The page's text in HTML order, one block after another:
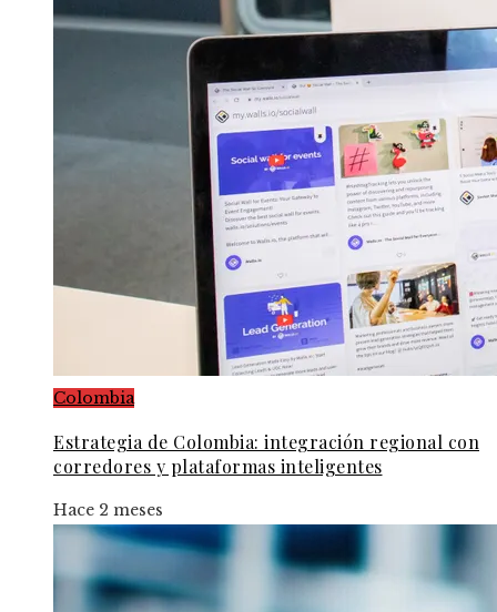
Colombia
Estrategia de Colombia: integración regional con
corredores y plataformas inteligentes
Hace 2 meses